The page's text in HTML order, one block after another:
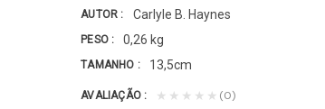
AUTOR Carlyle B. Haynes
PESO 0,26 kg
TAMANHO 13,5cm
AVALIAÇÃO ★★★★★ (0)